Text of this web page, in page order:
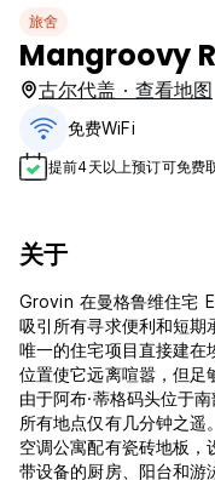
旅舍
Mangroovy
古尔代盖 · 查看地图
免费WiFi
提前4天以上预订可免费
关于
Grovin 在曼格鲁维住宅
吸引所有寻求便利和短期
唯一的住宅项目直接建在
位置使它远离喧嚣，但足
由于阿布·蒂格码头位于
所有地点仅有几分钟之遥。
空调公寓配有瓷砖地板，
带设备的厨房、阳台和游